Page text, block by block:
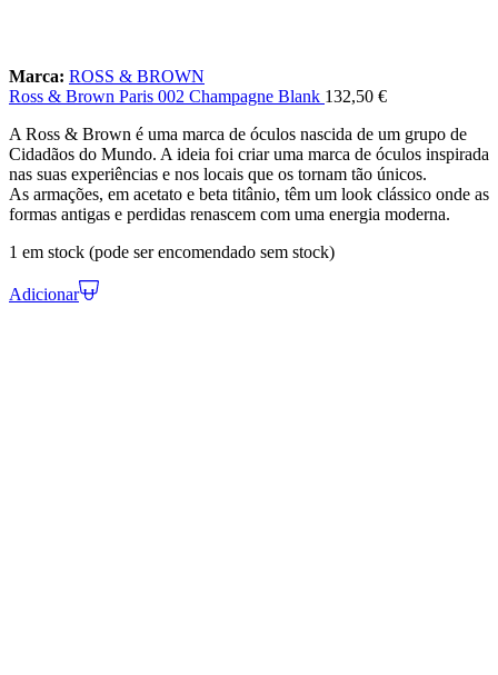
Marca: ROSS & BROWN
Ross & Brown Paris 002 Champagne Blank 132,50 €
A Ross & Brown é uma marca de óculos nascida de um grupo de
Cidadãos do Mundo. A ideia foi criar uma marca de óculos inspirada
nas suas experiências e nos locais que os tornam tão únicos.
As armações, em acetato e beta titânio, têm um look clássico onde as
formas antigas e perdidas renascem com uma energia moderna.
1 em stock (pode ser encomendado sem stock)
Adicionar